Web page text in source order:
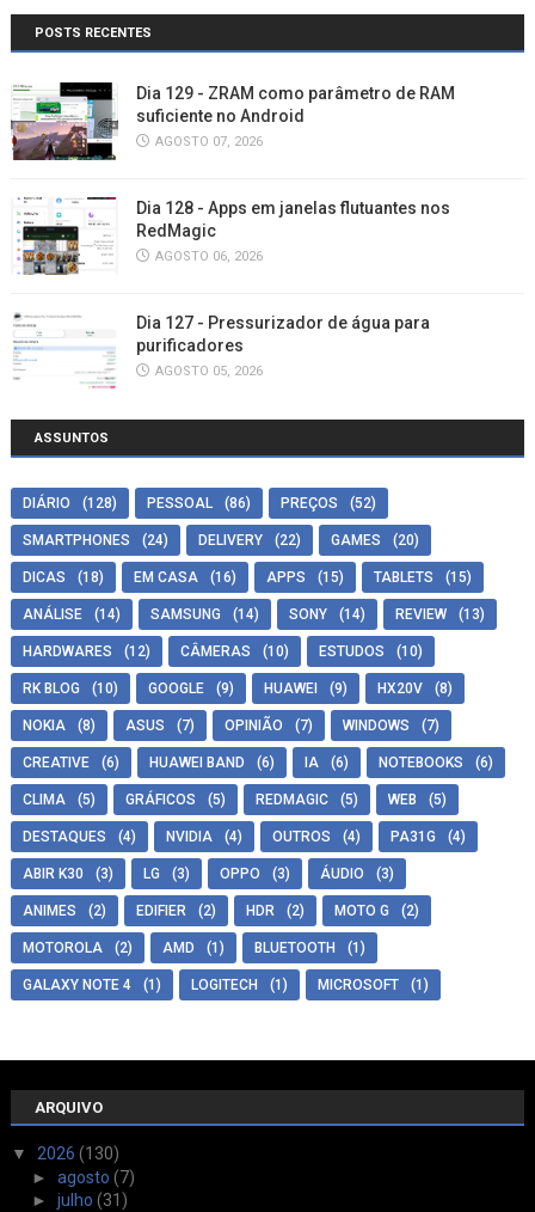
POSTS RECENTES
Dia 129 - ZRAM como parâmetro de RAM
suficiente no Android
AGOSTO 07, 2026
Dia 128 - Apps em janelas flutuantes nos
RedMagic
AGOSTO 06, 2026
Dia 127 - Pressurizador de água para
purificadores
AGOSTO 05, 2026
ASSUNTOS
DIÁRIO (128) PESSOAL (86) PREÇOS (52)
SMARTPHONES (24) DELIVERY (22) GAMES (20)
DICAS (18) EM CASA (16) APPS (15) TABLETS (15)
ANÁLISE (14) SAMSUNG (14) SONY (14) REVIEW (13)
HARDWARES (12) CÂMERAS (10) ESTUDOS (10)
RK BLOG (10) GOOGLE (9) HUAWEI (9) HX20V (8)
NOKIA (8) ASUS (7) OPINIÃO (7) WINDOWS (7)
CREATIVE (6) HUAWEI BAND (6) IA (6) NOTEBOOKS (6)
CLIMA (5) GRÁFICOS (5) REDMAGIC (5) WEB (5)
DESTAQUES (4) NVIDIA (4) OUTROS (4) PA31G (4)
ABIR K30 (3) LG (3) OPPO (3) ÁUDIO (3)
ANIMES (2) EDIFIER (2) HDR (2) MOTO G (2)
MOTOROLA (2) AMD (1) BLUETOOTH (1)
GALAXY NOTE 4 (1) LOGITECH (1) MICROSOFT (1)
ARQUIVO
▼ 2026 (130)
► agosto (7)
► julho (31)